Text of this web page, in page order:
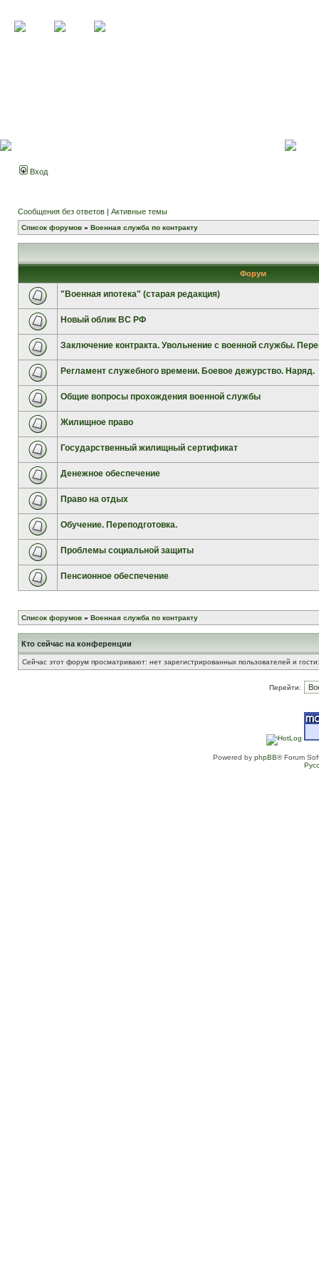
Вход
Сообщения без ответов | Активные темы
Список форумов » Военная служба по контракту
Форум
"Военная ипотека" (старая редакция)
Новый облик ВС РФ
Заключение контракта. Увольнение с военной службы.
Регламент служебного времени. Боевое дежурство. Наряд.
Общие вопросы прохождения военной службы
Жилищное право
Государственный жилищный сертификат
Денежное обеспечение
Право на отдых
Обучение. Переподготовка.
Проблемы социальной защиты
Пенсионное обеспечение
Список форумов » Военная служба по контракту
Кто сейчас на конференции
Сейчас этот форум просматривают: нет зарегистрированных пользователей и
Перейти:
Powered by phpBB® Forum